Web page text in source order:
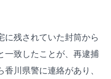
に残されていた封筒から
一致したことが、再逮捕
川県警に連絡があり、